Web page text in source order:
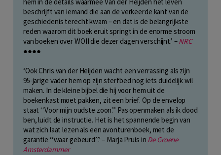
hem in de details waarmee Van der Heijden het leven
beschrijft van iemand die aan de verkeerde kant van de
geschiedenis terecht kwam – en dat is de belangrijkste
reden waarom dit boek eruit springt in de enorme stroom
van boeken over WOII die dezer dagen verschijnt.’ –NRC
●●●●
‘Ook Chris van der Heijden wacht een verrassing als zijn
95-jarige vader hem op zijn sterfbed nog iets duidelijk wil
maken. In de kleine bijbel die hij voor hem uit de
boekenkast moet pakken, zit een brief. Op de envelop
staat ‘‘Voor mijn oudste zoon.’’ Pas openmaken als ik dood
ben, luidt de instructie. Het is het spannende begin van
wat zich laat lezen als een avonturenboek, met de
garantie ‘‘waar gebeurd’’.’ – Marja Pruis in De Groene
Amsterdammer